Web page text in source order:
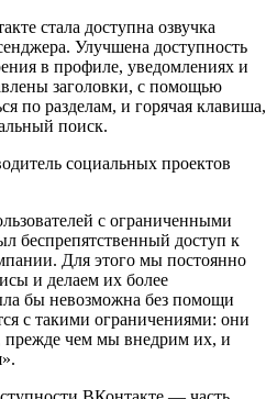
стала доступна озвучка
Улучшена доступность
в профиле, уведомлениях и
заголовки, с помощью
по разделам, и горячая клавиша,
поиск.
социальных проектов
с ограниченными
беспрепятственный доступ к
Для этого мы постоянно
и делаем их более
бы невозможна без помощи
с такими ограничениями: они
чем мы внедрим их, и